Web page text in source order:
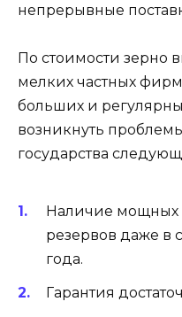
непрерывные
По стоимости зерно
мелких частных
больших и
возникнуть
государства
Наличие мощных
резервов даже в
года.
Гарантия